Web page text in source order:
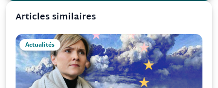
Articles similaires
Actualités